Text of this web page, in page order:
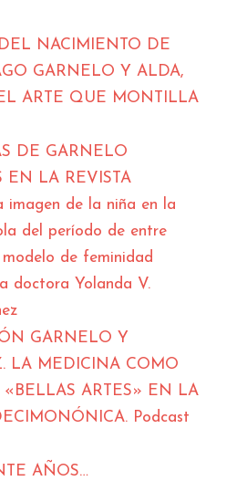
NACIMIENTO DE
GARNELO Y ALDA,
ARTE QUE MONTILLA
DE GARNELO
EN LA REVISTA
imagen de la niña en la
del período de entre
de feminidad
doctora Yolanda V.
GARNELO Y
LA MEDICINA COMO
ARTES» EN LA
Podcast
AÑOS…